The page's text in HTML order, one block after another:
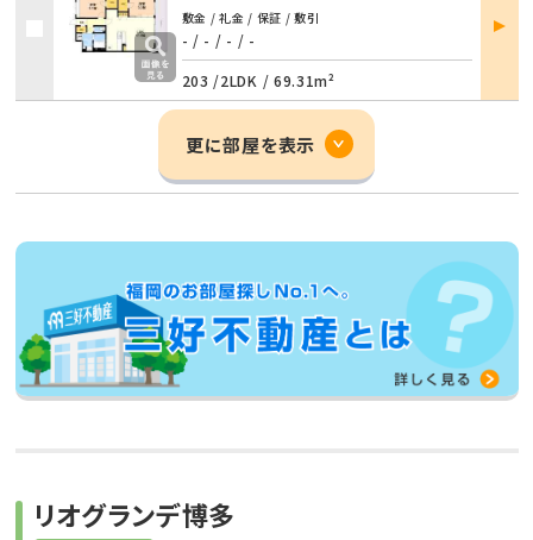
敷金 / 礼金 / 保証 / 敷引
- / - / - / -
203 /2LDK / 69.31m²
部屋
詳細
更に部屋を表示
リオグランデ博多